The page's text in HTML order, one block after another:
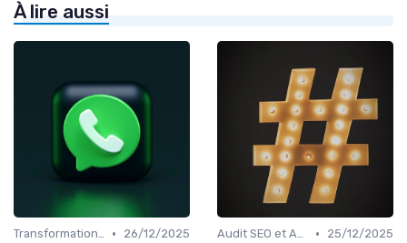
À lire aussi
Transformation Numérique •
26/12/2025
Audit SEO et Analyse Concurrentielle •
25/12/2025